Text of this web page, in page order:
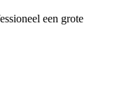
een grote